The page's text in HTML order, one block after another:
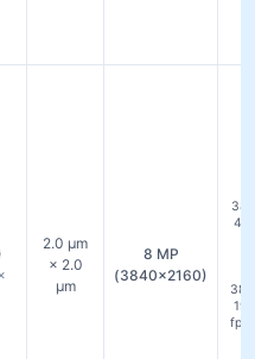
2.0 µm
× 2.0
µm
8 MP
(3840×2160)
45
fps